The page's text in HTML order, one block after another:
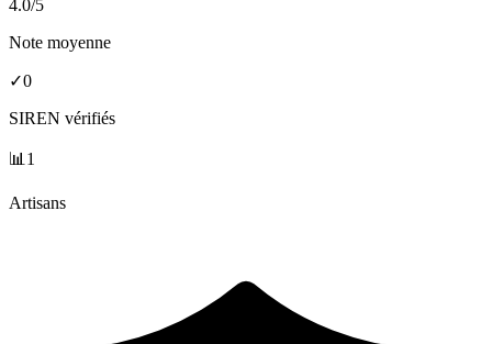
4.0/5
Note moyenne
✓0
SIREN vérifiés
📊 1
Artisans